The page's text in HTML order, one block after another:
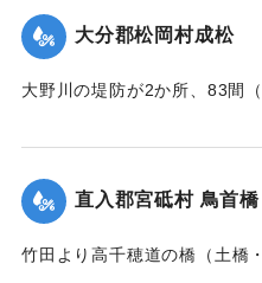
｜固有コード:
大分郡松岡村成松
大野川の堤防が2か所、83間
｜固有コード: 002680208
直入郡宮砥村 鳥首橋
竹田より高千穂道の橋（土橋